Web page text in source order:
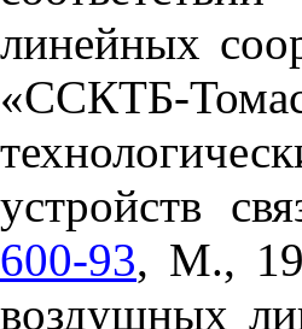
линейных
«ССКТБ-
устройств
600-93, М.,
воздушных